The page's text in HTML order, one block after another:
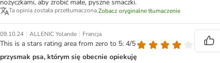
nożyczkami, aby zrobić małe, pyszne smaczki.
Ta opinia została przetłumaczona.Zobacz oryginalne tłumaczenie
09.10.24 | ALLENIC Yolande | Francja
This is a stars rating area from zero to 5: 4/5
przysmak psa, którym się obecnie opiekuję